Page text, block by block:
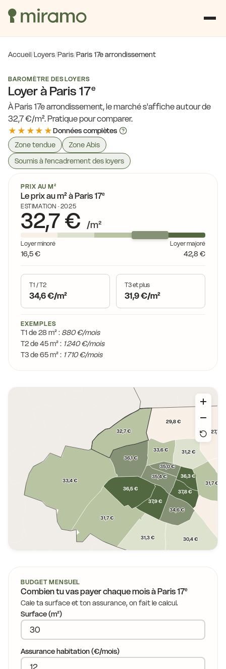
Accueil/Loyers/Paris/Paris 17e arrondissement
BAROMÈTRE DES LOYERS
Loyer àParis 17e
À Paris 17e arrondissement, le marché s'affiche autour de
32,7 €/m². Pratique pour comparer.
★★★★★Données complètes
Zone tendue
Zone Abis
Soumis à l'encadrement des loyers
PRIX AU M²
Le prix au m² àParis 17e
ESTIMATION · 2025
32,7 € /m²
Loyer minoré
16,5 €
Loyer majoré
42,8 €
T1 / T2
34,6 €/m²
T3 et plus
31,9 €/m²
EXEMPLES
T1 de 28 m² : 880 €/mois
T2 de 45 m² : 1 240 €/mois
T3 de 65 m² : 1 710 €/mois
35,4 €
35,0 €
36,3 €
37,8 €
34,6 €
37,9 €
36,5 €
36,1 €
33,6 € 31,2 €
31,7 €
30,4 €
31,3 €
31,7 €
33,4 €
29,8 €
27,7 €
32,7 €
BUDGET MENSUEL
Combien tu vas payer chaque mois àParis 17e
Cale ta surface et ton assurance, on fait le calcul.
Surface (m²)
Assurance habitation (€/mois)